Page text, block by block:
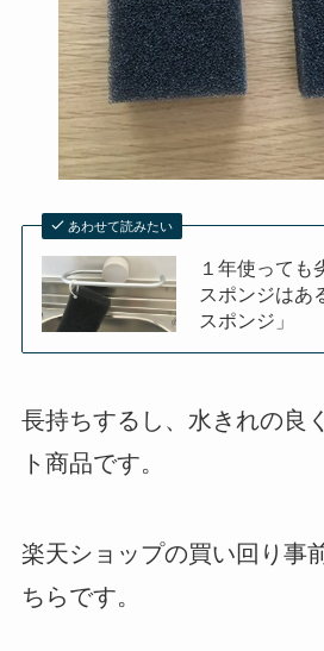
あわせて読みたい
１年使っても
スポンジはあ
スポンジ」
長持ちするし、水きれの良
ト商品です。
楽天ショップの買い回り事
ちらです。